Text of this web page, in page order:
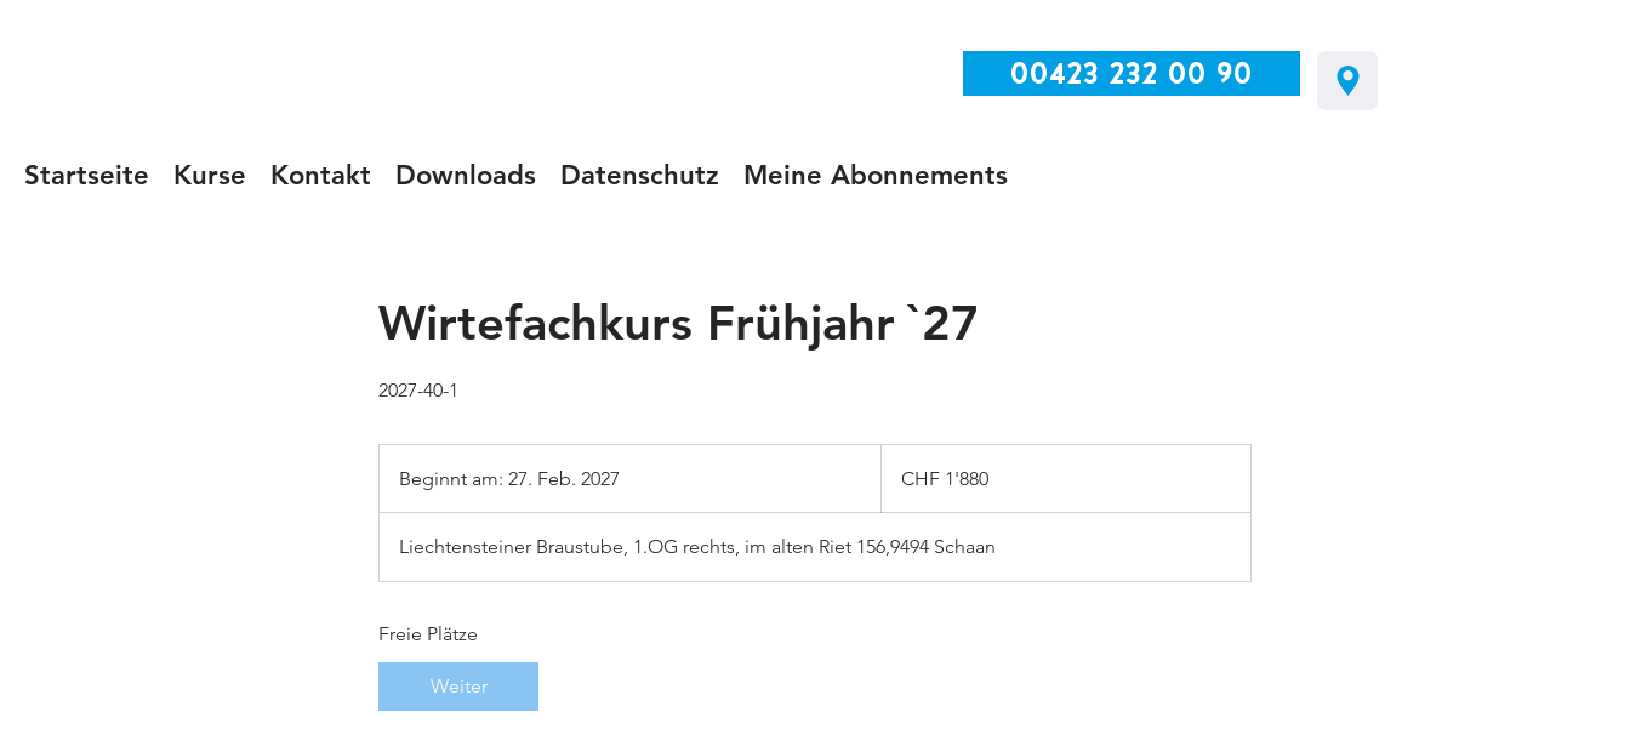
00423 232 00 90
Startseite Kurse Kontakt Downloads Datenschutz Meine Abonnements
Wirtefachkurs Frühjahr `27
2027-40-1
Beginnt am: 27. Feb. 2027
e
Franken
CHF 1'880
Liechtensteiner Braustube, 1.OG rechts, im alten Riet 156,9494 Schaan
Freie Plätze
Weiter